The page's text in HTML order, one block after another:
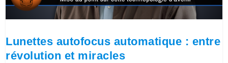
Lunettes autofocus automatique : entre
révolution et miracles